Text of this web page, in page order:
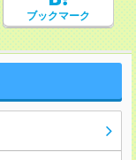
ブックマーク